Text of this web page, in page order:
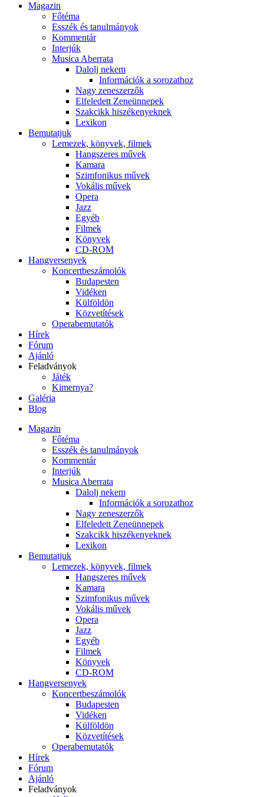
Magazin
Főtéma
Esszék és tanulmányok
Kommentár
Interjúk
Musica Aberrata
Dalolj nekem
Információk a sorozathoz
Nagy zeneszerzők
Elfeledett Zeneünnepek
Szakcikk hiszékenyeknek
Lexikon
Bemutatjuk
Lemezek, könyvek, filmek
Hangszeres művek
Kamara
Szimfonikus művek
Vokális művek
Opera
Jazz
Egyéb
Filmek
Könyvek
CD-ROM
Hangversenyek
Koncertbeszámolók
Budapesten
Vidéken
Külföldön
Közvetítések
Operabemutatók
Hírek
Fórum
Ajánló
Feladványok
Játék
Kimernya?
Galéria
Blog
Magazin
Főtéma
Esszék és tanulmányok
Kommentár
Interjúk
Musica Aberrata
Dalolj nekem
Információk a sorozathoz
Nagy zeneszerzők
Elfeledett Zeneünnepek
Szakcikk hiszékenyeknek
Lexikon
Bemutatjuk
Lemezek, könyvek, filmek
Hangszeres művek
Kamara
Szimfonikus művek
Vokális művek
Opera
Jazz
Egyéb
Filmek
Könyvek
CD-ROM
Hangversenyek
Koncertbeszámolók
Budapesten
Vidéken
Külföldön
Közvetítések
Operabemutatók
Hírek
Fórum
Ajánló
Feladványok